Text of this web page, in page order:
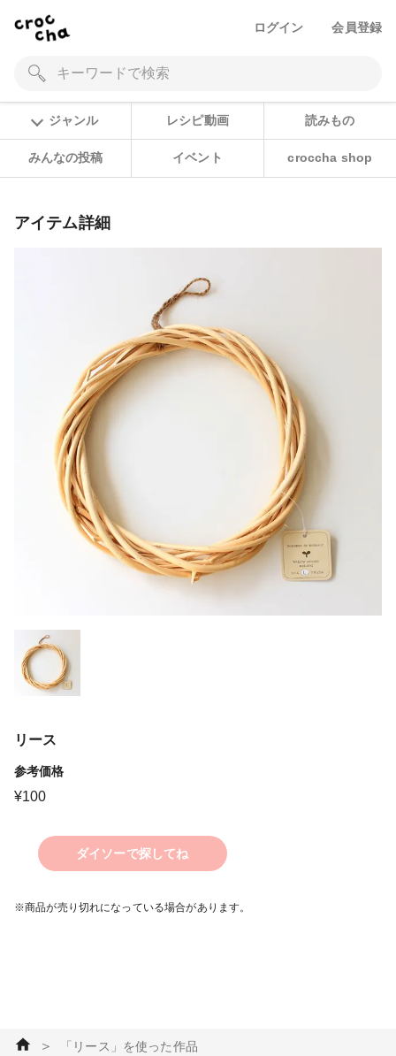
ログイン 会員登録
ジャンル レシピ動画 読みもの
みんなの投稿 イベント croccha shop
アイテム詳細
リース
参考価格
¥100
ダイソーで探してね
※商品が売り切れになっている場合があります。
＞ 「リース」を使った作品